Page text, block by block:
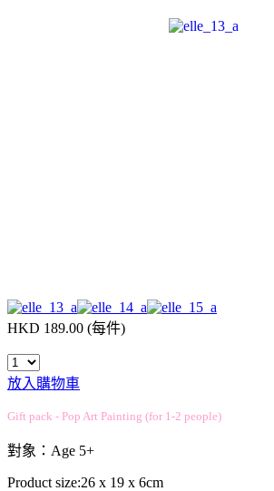
HKD 189.00 (每件)
放入購物車
Gift pack - Pop Art Painting (for 1-2 people)
對象：Age 5+
Product size:26 x 19 x 6cm